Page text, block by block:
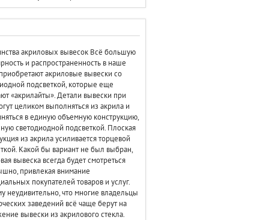
акриловых вывесок Всё большую
и распространенность в наше
акриловые вывески со
подсветкой, которые еще
«акрилайты». Детали вывески при
целиком выполняться из акрила и
в единую объемную конструкцию,
светодиодной подсветкой. Плоская
из акрила усиливается торцевой
Какой бы вариант не был выбран,
вывеска всегда будет смотреться
привлекая внимание
покупателей товаров и услуг.
неудивительно, что многие владельцы
заведений всё чаще берут на
вывески из акрилового стекла.